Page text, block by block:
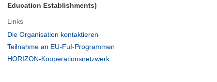
Education Establishments)
Links
Die Organisation kontaktieren
in
Teilnahme an EU-FuI-Programmen
HORIZON-Kooperationsnetzwerk